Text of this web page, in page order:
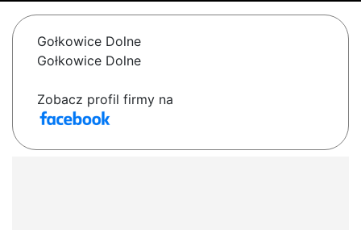
Gołkowice Dolne
Gołkowice Dolne
Zobacz profil firmy na